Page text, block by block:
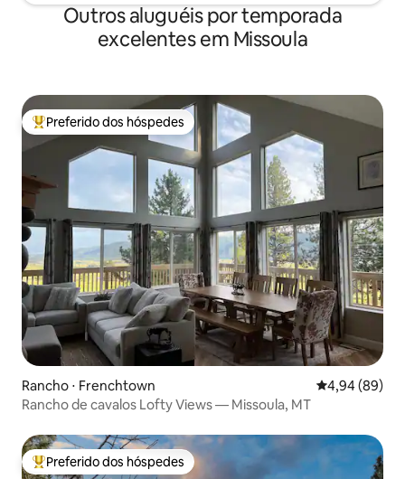
Outros aluguéis por temporada
excelentes em Missoula
Entre os melhores preferidos dos hóspedes
Preferido dos hóspedes
Rancho ⋅ Frenchtown 4,94 de uma
4,94 (89)
Rancho de cavalos Lofty Views — Missoula, MT
Entre os melhores preferidos dos hóspedes
Preferido dos hóspedes